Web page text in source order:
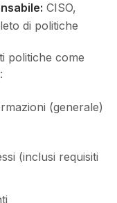
CISO,
di politiche
politiche come
(generale)
(inclusi requisiti